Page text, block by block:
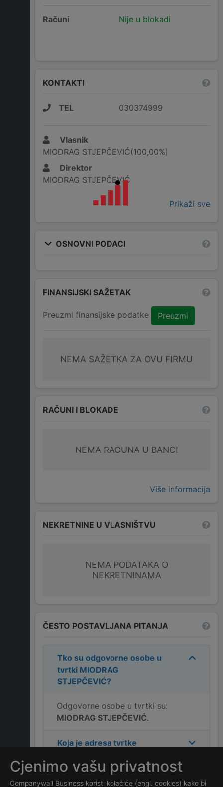
Računi Nije u blokadi
KONTAKTI
TEL 030374999
Vlasnik
MIODRAG STJEPČEVIĆ(100,00%)
Direktor
MIODRAG STJEPČEVIĆ
Prikaži sve
OSNOVNI PODACI
FINANSIJSKI SAŽETAK
Preuzmi finansijske podatke Preuzmi
NEMA SAŽETKA ZA OVU FIRMU
RAČUNI I BLOKADE
NEMA RACUNA U BANCI
Više informacija
NEKRETNINE U VLASNIŠTVU
NEMA PODATAKA O
NEKRETNINAMA
ČESTO POSTAVLJANA PITANJA
Tko su odgovorne osobe u
tvrtki MIODRAG
STJEPČEVIĆ?
Odgovorne osobe u tvrtki su:
MIODRAG STJEPČEVIĆ.
Koja je adresa tvrtke
Koji je kontakt tvrtke
Cjenimo vašu privatnost
Companywall Business koristi kolačiće (engl. cookies) kako bi